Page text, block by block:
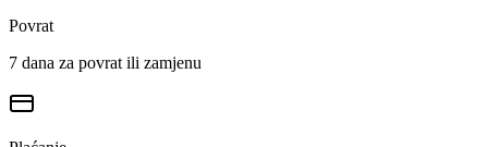
Povrat
7 dana za povrat ili zamjenu